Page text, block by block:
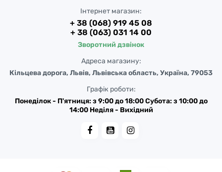
Інтернет магазин:
+ 38 (068) 919 45 08
+ 38 (063) 031 14 00
Зворотний дзвінок
Адреса магазину:
Кільцева дорога, Львів, Львівська область, Україна, 79053
Графік роботи:
Понеділок - П'ятниця: з 9:00 до 18:00 Субота: з 10:00 до
14:00 Неділя - Вихідний